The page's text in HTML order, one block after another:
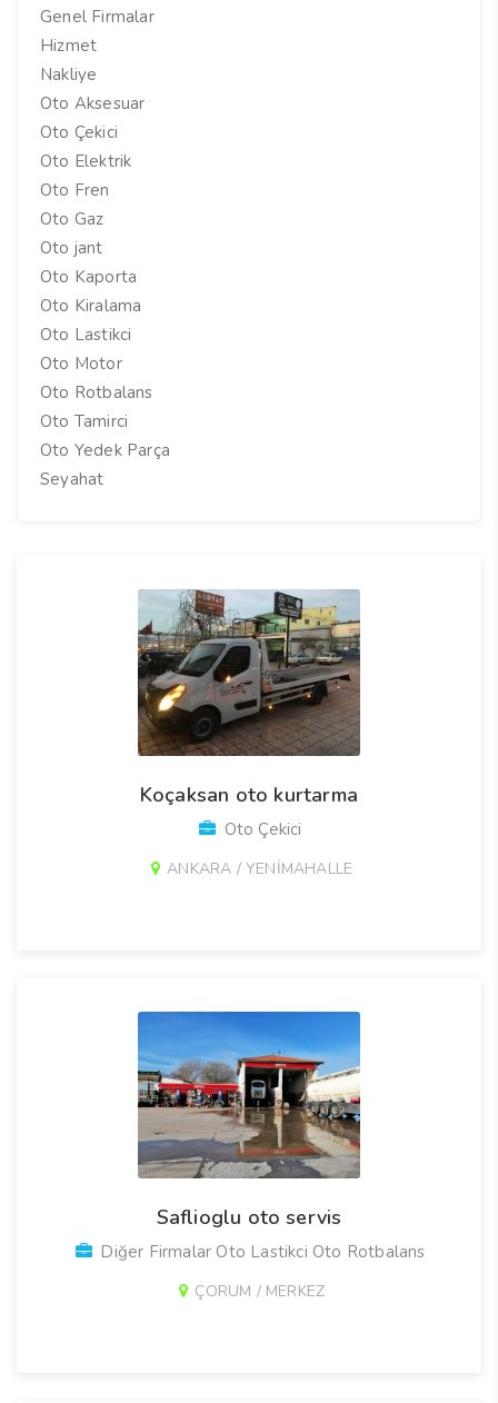
Genel Firmalar
Hizmet
Nakliye
Oto Aksesuar
Oto Çekici
Oto Elektrik
Oto Fren
Oto Gaz
Oto jant
Oto Kaporta
Oto Kiralama
Oto Lastikci
Oto Motor
Oto Rotbalans
Oto Tamirci
Oto Yedek Parça
Seyahat
Koçaksan oto kurtarma
Oto Çekici
ANKARA / YENİMAHALLE
Saflioglu oto servis
Diğer Firmalar Oto Lastikci Oto Rotbalans
ÇORUM / MERKEZ